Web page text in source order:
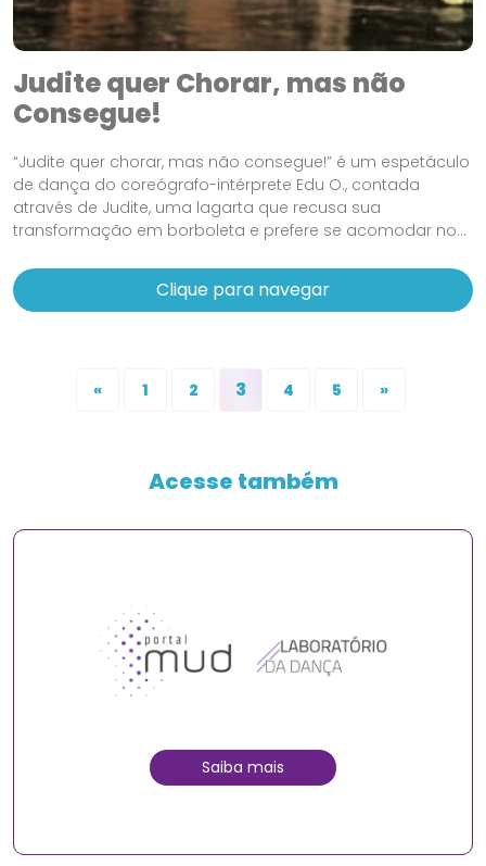
Judite quer Chorar, mas não
Consegue!
“Judite quer chorar, mas não consegue!” é um espetáculo
de dança do coreógrafo-intérprete Edu O., contada
através de Judite, uma lagarta que recusa sua
transformação em borboleta e prefere se acomodar no...
Clique para navegar
« 1 2 3 4 5 »
Acesse também
Saiba mais